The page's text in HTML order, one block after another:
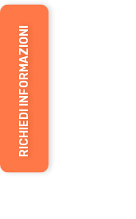
RICHIEDI INFORMAZIONI